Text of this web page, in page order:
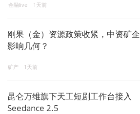
金融live 1天前
刚果（金）资源政策收紧，中资矿企
影响几何？
矿产 1天前
昆仑万维旗下天工短剧工作台接入
Seedance 2.5